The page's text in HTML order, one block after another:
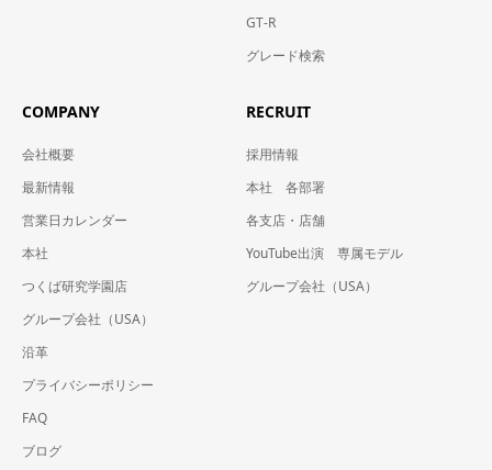
GT-R
グレード検索
COMPANY
会社概要
最新情報
営業日カレンダー
本社
つくば研究学園店
グループ会社（USA）
沿革
プライバシーポリシー
FAQ
ブログ
RECRUIT
採用情報
本社 各部署
各支店・店舗
YouTube出演 専属モデル
グループ会社（USA）